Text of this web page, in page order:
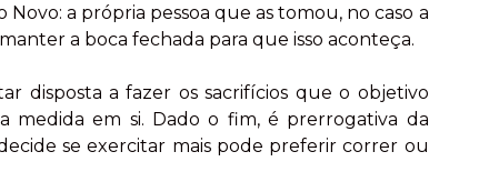
a própria pessoa que as tomou, no caso a
a boca fechada para que isso aconteça.
disposta a fazer os sacrifícios que o objetivo
medida em si. Dado o fim, é prerrogativa da
se exercitar mais pode preferir correr ou